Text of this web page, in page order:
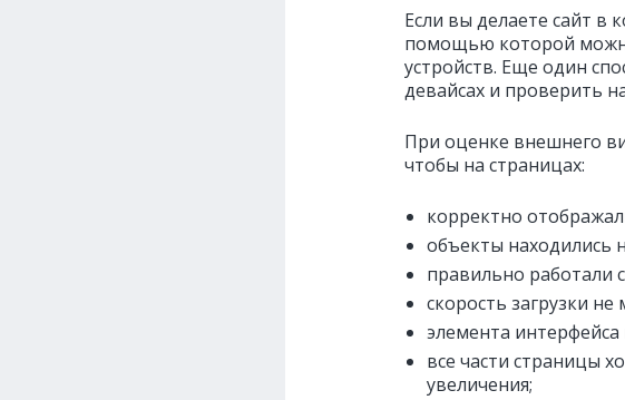
Если вы делаете сайт в
помощью которой
устройств. Еще один
девайсах и проверить
При оценке внешнего
чтобы на страницах:
корректно
объекты находились
правильно работали
скорость загрузки
элемента
все части страницы
увеличения;